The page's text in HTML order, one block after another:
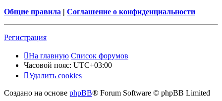
Общие правила | Соглашение о конфиденциальности
Регистрация
На главную Список форумов
Часовой пояс: UTC+03:00
Удалить cookies
Создано на основе phpBB® Forum Software © phpBB Limited